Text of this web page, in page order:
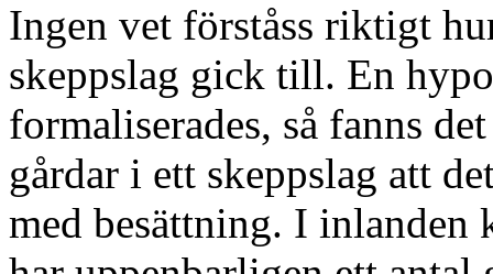
Ingen vet förståss riktigt
skeppslag gick till. En
formaliserades, så fanns
gårdar i ett skeppslag att
med besättning. I inlanden